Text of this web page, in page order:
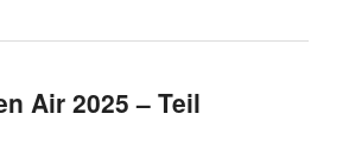
Air 2025 – Teil